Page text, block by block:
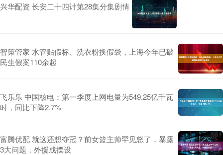
兴华配资 长安二十四计第28集分集剧情
智策管家 水管贴假标、洗衣粉换假袋，上海今年已破
民生假案110余起
飞乐乐 中国核电：第一季度上网电量为549.25亿千瓦
时，同比下降2.7%
富腾优配 就这还想夺冠？前女篮主帅罕见怒了，暴露
3大问题，外援成摆设